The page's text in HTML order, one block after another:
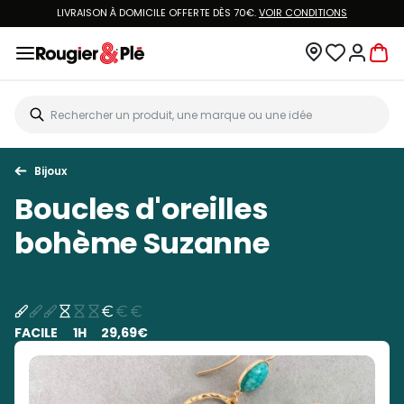
LIVRAISON À DOMICILE OFFERTE DÈS 70€.VOIR CONDITIONS
Bijoux
Boucles d'oreilles
bohème Suzanne
FACILE 1H 29,69€